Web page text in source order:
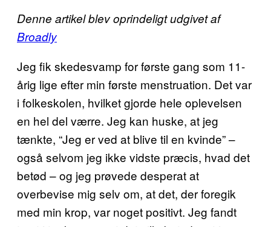
Denne artikel blev oprindeligt udgivet af
Broadly
Jeg fik skedesvamp for første gang som 11-
årig lige efter min første menstruation. Det var
i folkeskolen, hvilket gjorde hele oplevelsen
en hel del værre. Jeg kan huske, at jeg
tænkte, “Jeg er ved at blive til en kvinde” –
også selvom jeg ikke vidste præcis, hvad det
betød – og jeg prøvede desperat at
overbevise mig selv om, at det, der foregik
med min krop, var noget positivt. Jeg fandt